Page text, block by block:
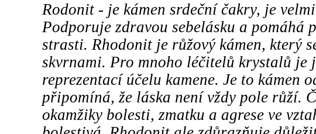
Rodonit - je kámen srdeční čakry, je
Podporuje zdravou sebelásku a pomáhá
strasti. Rhodonit je růžový kámen, který
skvrnami. Pro mnoho léčitelů krystalů je
reprezentací účelu kamene. Je to kámen
připomíná, že láska není vždy pole růží.
okamžiky bolesti, zmatku a agrese ve